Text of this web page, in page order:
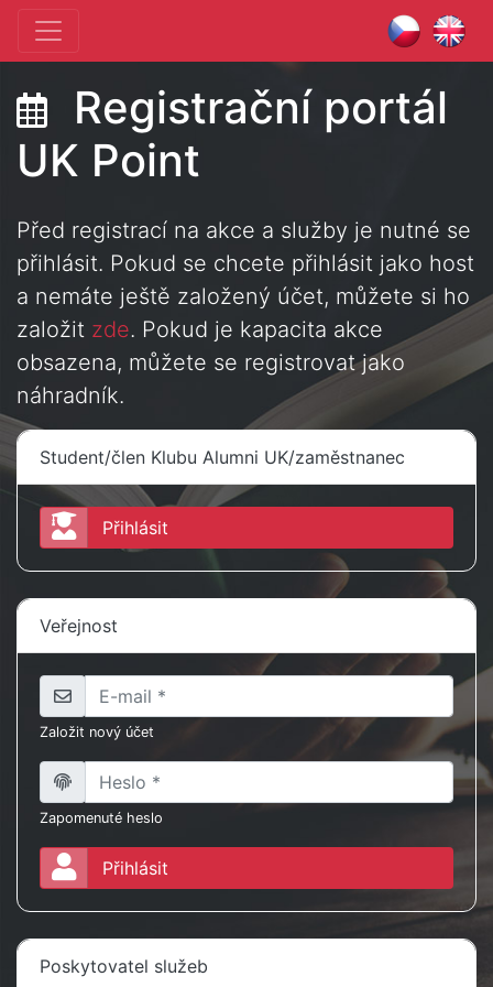
Registrační portál
UK Point
Před registrací na akce a služby je nutné se
přihlásit. Pokud se chcete přihlásit jako host
a nemáte ještě založený účet, můžete si ho
založit zde. Pokud je kapacita akce
obsazena, můžete se registrovat jako
náhradník.
Student/člen Klubu Alumni UK/zaměstnanec
Přihlásit
Veřejnost
Založit nový účet
Zapomenuté heslo
Přihlásit
Poskytovatel služeb